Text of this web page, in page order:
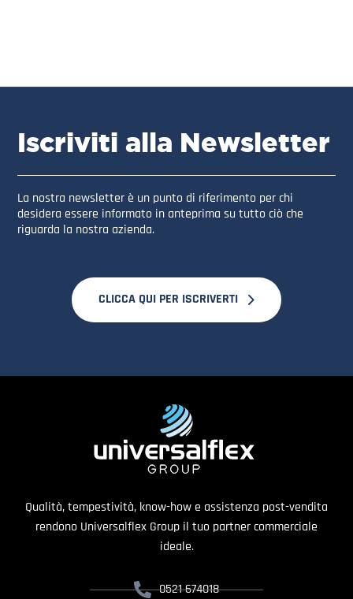
Iscriviti alla Newsletter
La nostra newsletter è un punto di riferimento per chi
desidera essere informato in anteprima su tutto ciò che
riguarda la nostra azienda.
CLICCA QUI PER ISCRIVERTI
Qualità, tempestività, know-how e assistenza post-vendita
rendono Universalflex Group il tuo partner commerciale
ideale.
0521 674018